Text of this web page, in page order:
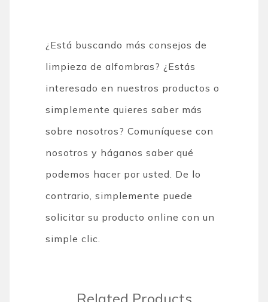
¿Está buscando más consejos de
limpieza de alfombras? ¿Estás
interesado en nuestros productos o
simplemente quieres saber más
sobre nosotros? Comuníquese con
nosotros y háganos saber qué
podemos hacer por usted. De lo
contrario, simplemente puede
solicitar su producto online con un
simple clic.
Related Products